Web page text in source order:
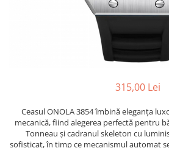
315,00 Lei
Ceasul ONOLA 3854 îmbină eleganța
mecanică, fiind alegerea perfectă pentru
Tonneau și cadranul skeleton cu
sofisticat, în timp ce mecanismul automat